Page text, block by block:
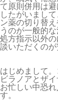
て原則併用は避
したがいまし
ン薬の切り替
うのが一般的な
処方指示以外
談いただくの
はじめまして。
ビラノアとザ
お忙しい中恐
す。